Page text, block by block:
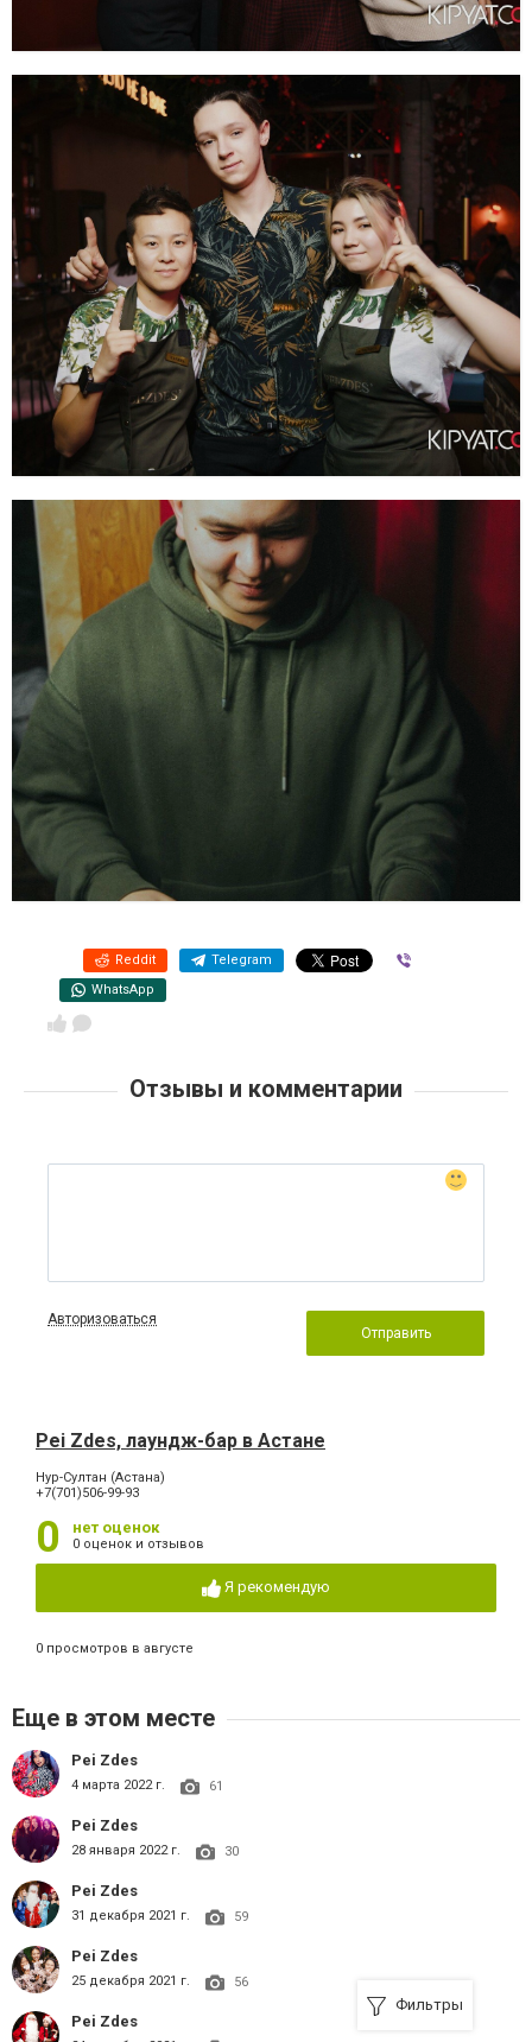
Reddit Telegram
WhatsApp
Отзывы и комментарии
Авторизоваться
Отправить
Pei Zdes, лаундж-бар в Астане
Нур-Султан (Астана)
+7(701)506-99-93
0 нет оценок
0 оценок и отзывов
Я рекомендую
0 просмотров в августе
Еще в этом месте
Pei Zdes
4 марта 2022 г. 61
Pei Zdes
28 января 2022 г. 30
Pei Zdes
31 декабря 2021 г. 59
Pei Zdes
25 декабря 2021 г. 56
Pei Zdes
Фильтры